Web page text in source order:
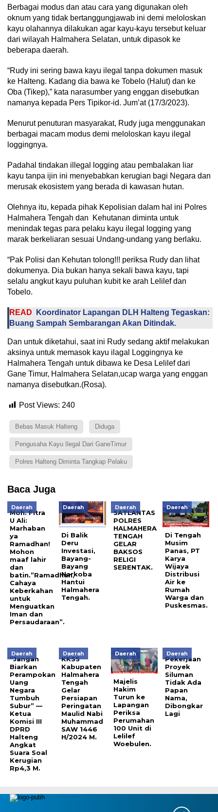
Berbagai modus dan atau cara yang digunakan oleh
oknum yang tidak bertanggungjawab ini demi meloloskan
kayu olahannya dilakukan agar kayu-kayu tersebut keluar
dari wilayah Halmahera Selatan, untuk dipasok ke
beberapa daerah.
“Rudy ini sering bawa kayu ilegal tanpa dokumen masuk
ke Halteng. Kadang dia bawa ke Tobelo (Halut) dan ke
Oba (Tikep),” kata narasumber yang enggan disebutkan
namanya kepada Pers Tipikor-id. Jum’at (17/3/2023).
Menurut penuturan masyarakat, Rudy juga menggunakan
berbagai macam modus demi meloloskan kayu ilegal
loggingnya.
Padahal tindakan illegal logging atau pembalakan liar
kayu tanpa ijin ini menyebabkan kerugian bagi Negara dan
merusak ekosistem yang berada di kawasan hutan.
Olehnya itu, kepada pihak Kepolisian dalam hal ini Polres
Halmahera Tengah dan Kehutanan diminta untuk
menindak tegas para pelaku kayu ilegal logging yang
marak berkeliaran sesuai Undang-undang yang berlaku.
“Pak Polisi dan Kehutan tolong!!! periksa Rudy dan lihat
dokumenya. Dia bukan hanya sekali bawa kayu, tapi
selalu angkut kayu puluhan kubit ke arah Lelilef dan
Tobelo.
READ
Koordinator Lapangan DLH Halteng Tegaskan:
Buang Sampah Sembarangan Akan Ditindak.
Dan untuk diketahui, saat ini Rudy sedang aktif melakukan
aksinya untuk memasok kayu ilagal Loggingnya ke
Halmahera Tengah untuk dibawa ke Desa Lelilef dari
Gane Timur, Halmahera Selatan,ucap warga yang enggan
namanya disebutkan.(Rosa).
Post Views: 240
Bebas Masuk Halteng Diduga
Pengusaha Kayu Ilegal Dari GaneTimur
Polres Halteng Diminta Tangkap Pelaku
Baca Juga
Daerah
Moh. Fitra
U Ali:
Marhaban
ya
Ramadhan!
Mohon
maaf lahir
dan
batin.”Ramadhan,
Cahaya
Keberkahan
untuk
Menguatkan
Iman dan
Persaudaraan”.
Daerah
Di Balik
Deru
Investasi,
Bayang-
Bayang
Narkoba
Hantui
Halmahera
Tengah.
Daerah
SATLANTAS
POLRES
HALMAHERA
TENGAH
GELAR
BAKSOS
RELIGI
SERENTAK.
Daerah
Di Tengah
Musim
Panas, PT
Karya
Wijaya
Distribusi
Air ke
Rumah
Warga dan
Puskesmas.
Daerah
“Jangan
Biarkan
Perampokan
Uang
Negara
Tumbuh
Subur” —
Ketua
Komisi III
DPRD
Halteng
Angkat
Suara Soal
Kerugian
Rp4,3 M.
Daerah
KKSS
Kabupaten
Halmahera
Tengah
Gelar
Persiapan
Peringatan
Maulid Nabi
Muhammad
SAW 1446
H/2024 M.
Daerah
Majelis
Hakim
Turun ke
Lapangan
Periksa
Perumahan
100 Unit di
Lelilef
Woebulen.
Daerah
Pekerjaan
Proyek
Siluman
Tidak Ada
Papan
Nama,
Dibongkar
Lagi